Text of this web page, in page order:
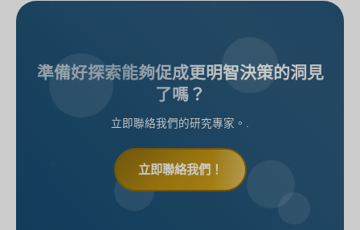
準備好探索能夠促成更明智決策的洞見
了嗎？
立即聯絡我們的研究專家。.
立即聯絡我們！